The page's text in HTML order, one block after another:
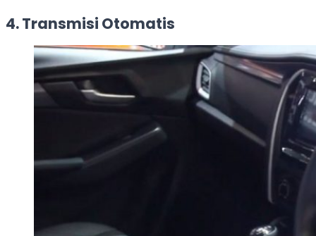
4. Transmisi Otomatis